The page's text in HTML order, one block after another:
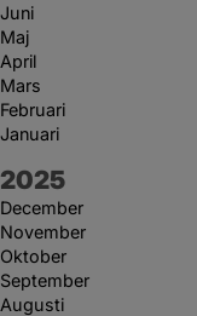
Juni
Maj
April
Mars
Februari
Januari
År:
2025
December
November
Oktober
September
Augusti